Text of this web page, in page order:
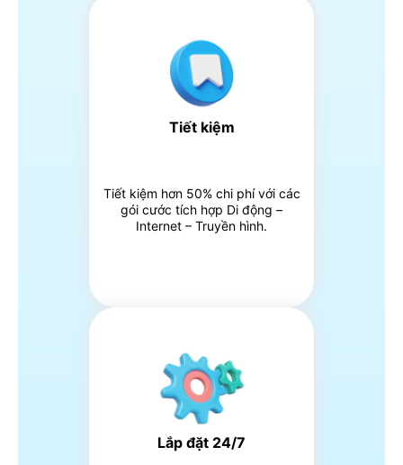
Tiết kiệm
Tiết kiệm hơn 50% chi phí với các
gói cước tích hợp Di động –
Internet – Truyền hình.
Lắp đặt 24/7